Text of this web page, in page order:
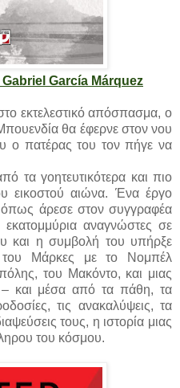
Gabriel García Márquez
εκτελεστικό απόσπασμα, ο
θα έφερνε στον νου
ο πατέρας του τον πήγε να
τα γοητευτικότερα και πιο
εικοστού αιώνα. Ένα έργο
άρεσε στον συγγραφέα
αναγνώστες σε
και η συμβολή του υπήρξε
του Μάρκες με το Νομπέλ
του Μακόντο, και μιας
– και μέσα από τα πάθη, τα
τις ανακαλύψεις, τα
τους, η ιστορία μιας
του κόσμου.